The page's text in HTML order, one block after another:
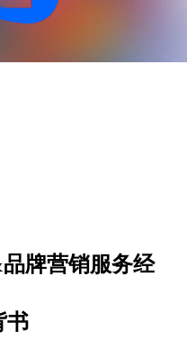
牌营销服务经
书